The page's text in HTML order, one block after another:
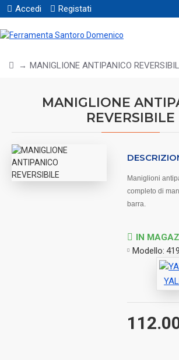
Accedi Registati
MANIGLIONE ANTIPANICO
MANIGLIONE
REVERSIBILE
Maniglioni
completo di
barra.
IN
Modello: